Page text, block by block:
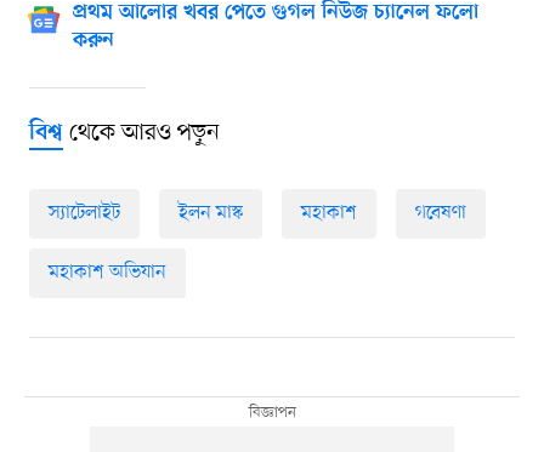
প্রথম আলোর খবর পেতে গুগল নিউজ চ্যানেল ফলো
করুন
বিশ্বথেকে আরও পড়ুন
স্যাটেলাইট ইলন মাস্ক মহাকাশ গবেষণা
মহাকাশ অভিযান